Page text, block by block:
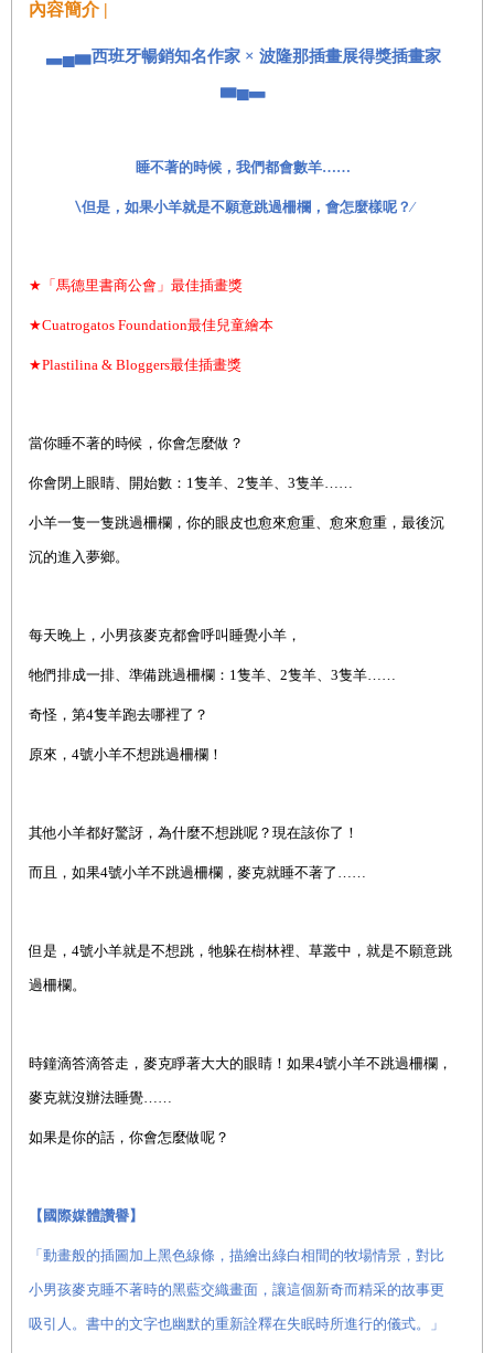
內容簡介 |
▃▄▅西班牙暢銷知名作家 × 波隆那插畫展得獎插畫家
▅▄▃
睡不著的時候，我們都會數羊……
∖但是，如果小羊就是不願意跳過柵欄，會怎麼樣呢？∕
★ 「馬德里書商公會」最佳插畫獎
★Cuatrogatos Foundation最佳兒童繪本
★Plastilina & Bloggers最佳插畫獎
當你睡不著的時候，你會怎麼做？
你會閉上眼睛、開始數：1隻羊、2隻羊、3隻羊……
小羊一隻一隻跳過柵欄，你的眼皮也愈來愈重、愈來愈重，最後沉
沉的進入夢鄉。
每天晚上，小男孩麥克都會呼叫睡覺小羊，
牠們排成一排、準備跳過柵欄：1隻羊、2隻羊、3隻羊……
奇怪，第4隻羊跑去哪裡了？
原來，4號小羊不想跳過柵欄！
其他小羊都好驚訝，為什麼不想跳呢？現在該你了！
而且，如果4號小羊不跳過柵欄，麥克就睡不著了……
但是，4號小羊就是不想跳，牠躲在樹林裡、草叢中，就是不願意跳
過柵欄。
時鐘滴答滴答走，麥克睜著大大的眼睛！如果4號小羊不跳過柵欄，
麥克就沒辦法睡覺……
如果是你的話，你會怎麼做呢？
【國際媒體讚譽】
「動畫般的插圖加上黑色線條，描繪出綠白相間的牧場情景，對比
小男孩麥克睡不著時的黑藍交織畫面，讓這個新奇而精采的故事更
吸引人。書中的文字也幽默的重新詮釋在失眠時所進行的儀式。」